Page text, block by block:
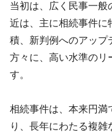
当初は、広く民事一
近は、主に相続事件に
積、新判例へのアップ
方々に、高い水準のリ
す。
相続事件は、本来円満
り、長年にわたる複